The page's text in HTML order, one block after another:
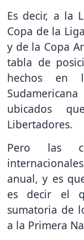
Es decir, a la
Copa de la
y de la Copa
tabla de
hechos en
ubicados
Libertadores.
Pero las
anual, y es
es decir el
sumatoria de
a la Primera